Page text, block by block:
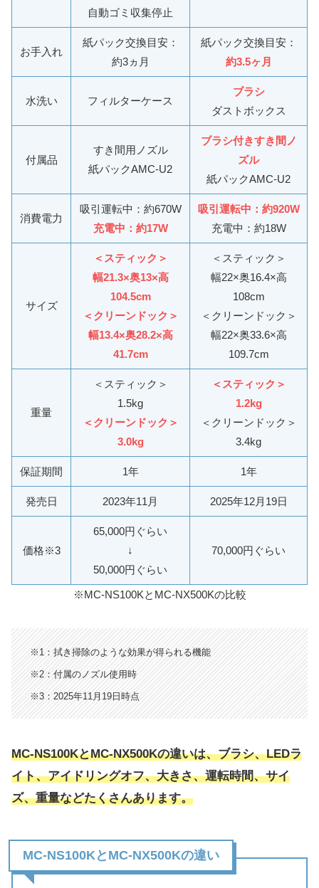
自動ゴミ収集停止
お手入れ
紙パック交換目安：
約3ヵ月
紙パック交換目安：
約3.5ヶ月
水洗い フィルターケース
ブラシ
ダストボックス
付属品
すき間用ノズル
紙パックAMC-U2
ブラシ付きすき間ノ
ズル
紙パックAMC-U2
消費電力
吸引運転中：約670W
充電中：約17W
吸引運転中：約920W
充電中：約18W
サイズ
＜スティック＞
幅21.3×奥13×高
104.5cm
＜クリーンドック＞
幅13.4×奥28.2×高
41.7cm
＜スティック＞
幅22×奥16.4×高
108cm
＜クリーンドック＞
幅22×奥33.6×高
109.7cm
重量
＜スティック＞
1.5kg
＜クリーンドック＞
3.0kg
＜スティック＞
1.2kg
＜クリーンドック＞
3.4kg
保証期間 1年 1年
発売日 2023年11月 2025年12月19日
価格※3
65,000円ぐらい
↓
50,000円ぐらい
70,000円ぐらい
※MC-NS100KとMC-NX500Kの比較
※1：拭き掃除のような効果が得られる機能
※2：付属のノズル使用時
※3： 2025年11月19日時点
MC-NS100KとMC-NX500Kの違いは、ブラシ、LEDラ
イト、アイドリングオフ、大きさ、運転時間、サイ
ズ、重量などたくさんあります。
MC-NS100KとMC-NX500Kの違い